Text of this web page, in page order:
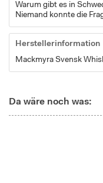
Warum gibt es in
Niemand konnte die
Herstellerinformation
Mackmyra Svensk
Da wäre noch was: